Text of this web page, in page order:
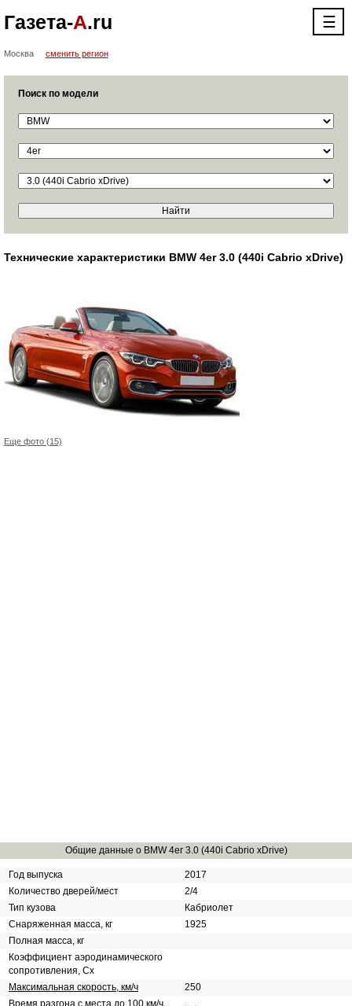
Газета-А.ru ☰
Москва сменить регион
Поиск по модели
Технические характеристики BMW 4er 3.0 (440i Cabrio xDrive)
Еще фото (15)
Общие данные о BMW 4er 3.0 (440i Cabrio xDrive)
Год выпуска
2017
Количество дверей/мест
2/4
Тип кузова
Кабриолет
Снаряженная масса, кг
1925
Полная масса, кг
Коэффициент аэродинамического
сопротивления, Сх
Максимальная скорость, км/ч
250
Время разгона с места до 100 км/ч,